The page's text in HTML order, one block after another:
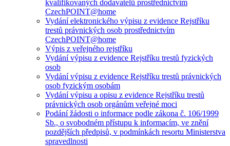
kvalifikovaných dodavatelů prostřednictvím
CzechPOINT@home
Vydání elektronického výpisu z evidence Rejstříku
trestů právnických osob prostřednictvím
CzechPOINT@home
Výpis z veřejného rejstříku
Vydání výpisu z evidence Rejstříku trestů fyzických
osob
Vydání výpisu z evidence Rejstříku trestů právnických
osob fyzickým osobám
Vydání výpisu a opisu z evidence Rejstříku trestů
právnických osob orgánům veřejné moci
Podání žádosti o informace podle zákona č. 106/1999
Sb., o svobodném přístupu k informacím, ve znění
pozdějších předpisů, v podmínkách resortu Ministerstva
spravedlnosti